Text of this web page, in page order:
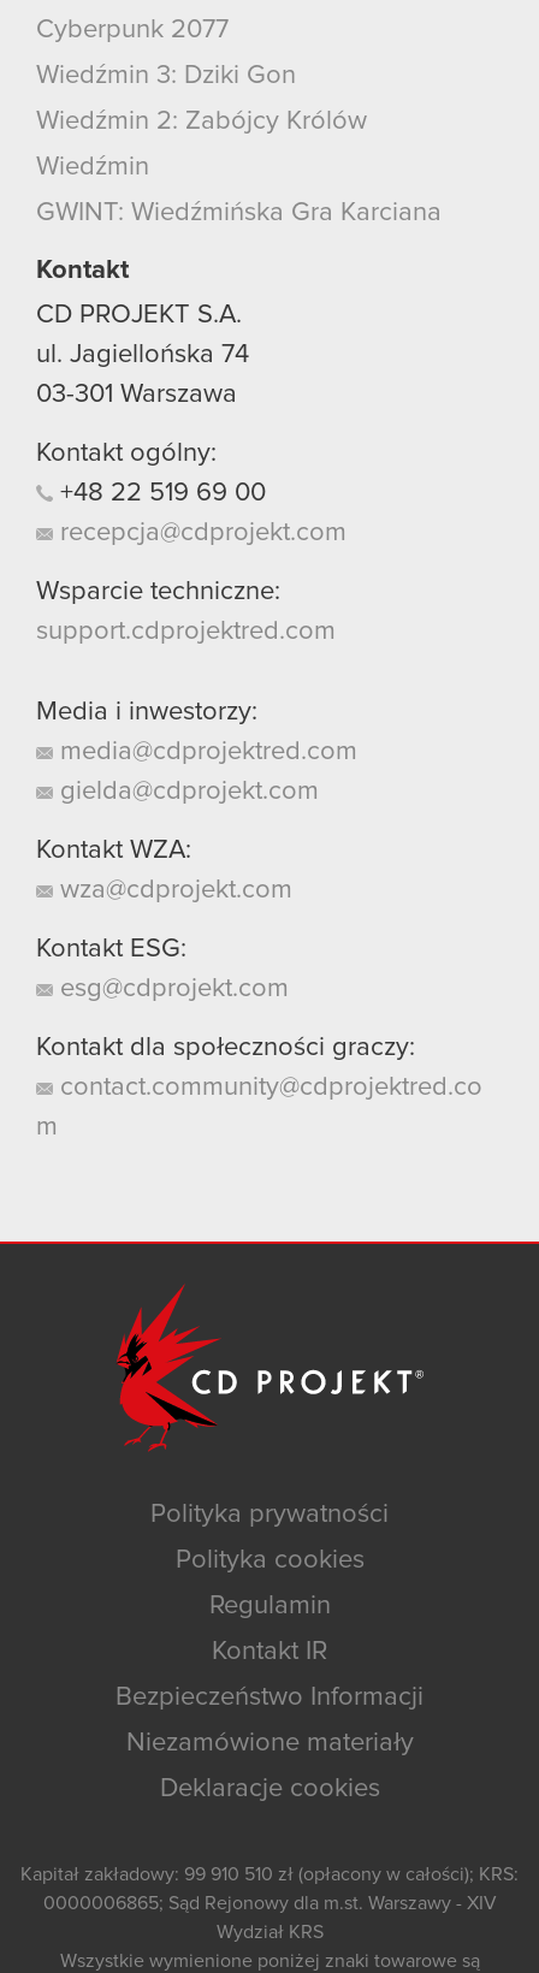
Cyberpunk 2077
Wiedźmin 3: Dziki Gon
Wiedźmin 2: Zabójcy Królów
Wiedźmin
GWINT: Wiedźmińska Gra Karciana
Kontakt
CD PROJEKT S.A.
ul. Jagiellońska 74
03-301 Warszawa
Kontakt ogólny:
+48 22 519 69 00
recepcja@cdprojekt.com
Wsparcie techniczne:
support.cdprojektred.com
Media i inwestorzy:
media@cdprojektred.com
gielda@cdprojekt.com
Kontakt WZA:
wza@cdprojekt.com
Kontakt ESG:
esg@cdprojekt.com
Kontakt dla społeczności graczy:
contact.community@cdprojektred.co
m
Polityka prywatności
Polityka cookies
Regulamin
Kontakt IR
Bezpieczeństwo Informacji
Niezamówione materiały
Deklaracje cookies
Kapitał zakładowy: 99 910 510 zł (opłacony w całości); KRS:
0000006865; Sąd Rejonowy dla m.st. Warszawy - XIV
Wydział KRS
Wszystkie wymienione poniżej znaki towarowe są